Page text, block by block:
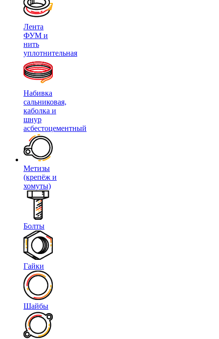
Лента
ФУМ и
нить
уплотнительная
Набивка
сальниковая,
каболка и
шнур
асбестоцементный
Метизы
(крепёж и
хомуты)
Болты
Гайки
Шайбы